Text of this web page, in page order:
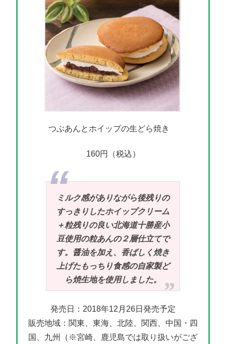
つぶあんとホイップの生どら焼き
160円（税込）
ミルク感がありながら後残りの
すっきりしたホイップクリーム
＋粒残りの良い北海道十勝産小
豆使用の粒あんの２層仕立てで
す。醤油を加え、香ばしく焼き
上げたもっちり食感の自家製ど
ら焼生地を使用しました。
発売日：2018年12月26日発売予定
販売地域：関東、東海、北陸、関西、中国・四
国、九州（※宮崎、鹿児島では取り扱いがござ